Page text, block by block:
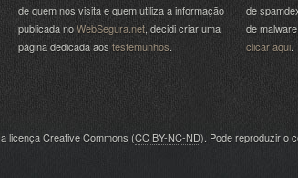
de quem nos visita e quem utiliza a informação
publicada noWebSegura.net , decidi criar uma
página dedicada aos testemunhos
de
de
clicar aqui.
licença Creative Commons (CC BY-NC-ND). Pode reproduzir o